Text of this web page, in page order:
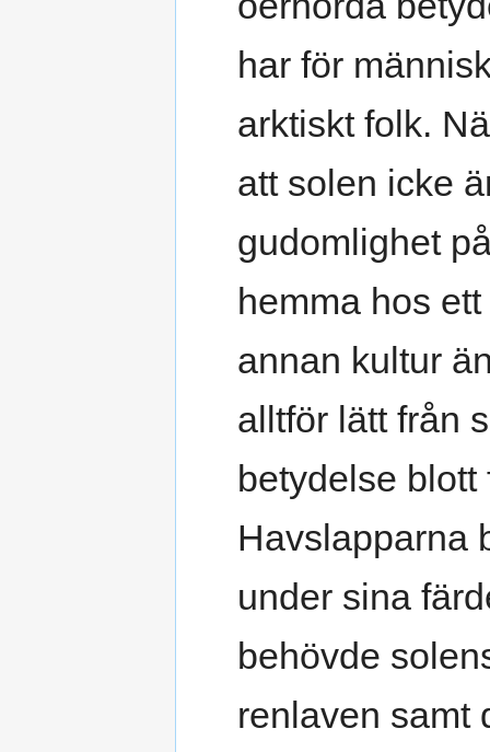
har för
arktiskt folk.
att solen icke
gudomlighet
hemma hos
annan kultur
alltför lätt från
betydelse
Havslapparna
under sina
behövde
renlaven samt